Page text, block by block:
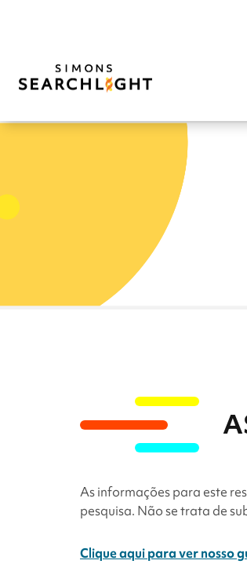
As informações para este
pesquisa. Não se trata de
Clique aqui para ver nosso